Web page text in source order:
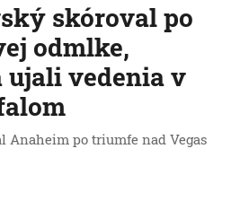
skóroval po
odmlke,
ujali vedenia v
Anaheim po triumfe nad Vegas